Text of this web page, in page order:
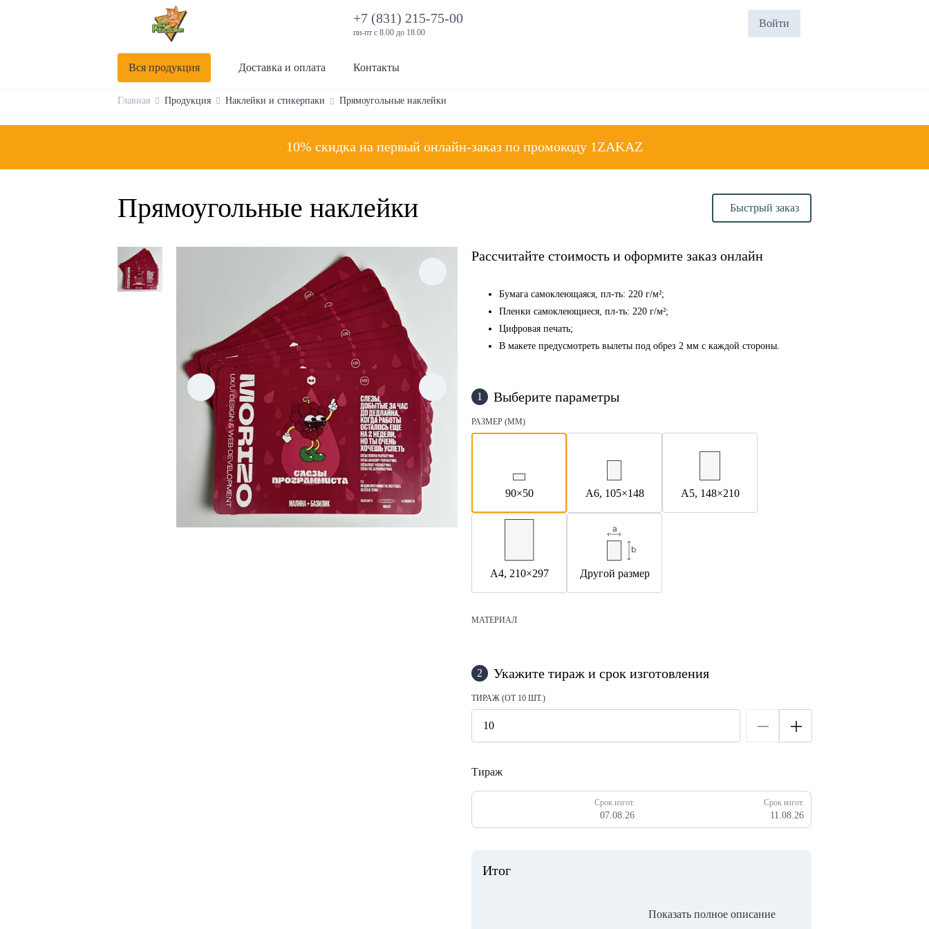
+7 (831) 215-75-00
пн-пт с 8.00 до 18.00
Войти
Вся продукция Доставка и оплата Контакты
Главная Продукция Наклейки и стикерпаки Прямоугольные наклейки
10% скидка на первый онлайн-заказ по промокоду 1ZAKAZ
Прямоугольные наклейки Быстрый заказ
Рассчитайте стоимость и оформите заказ онлайн
Бумага самоклеющаяся, пл-ть: 220 г/м²;
Пленки самоклеющиеся, пл-ть: 220 г/м²;
Цифровая печать;
В макете предусмотреть вылеты под обрез 2 мм с каждой стороны.
1 Выберите параметры
РАЗМЕР (ММ)
90×50 А6, 105×148 А5, 148×210
А4, 210×297 Другой размер
МАТЕРИАЛ
2 Укажите тираж и срок изготовления
ТИРАЖ (ОТ 10 ШТ.)
Тираж
Срок изгот.
07.08.26
Срок изгот.
11.08.26
Итог
Показать полное описание